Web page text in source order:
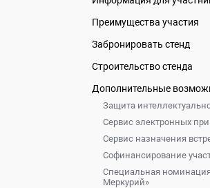
Преимущества участия
Забронировать стенд
Строительство стенда
Дополнительные
Защита
Сервис электронных
Сервис назначения
Софинансирование
Специальная
Меркурий»